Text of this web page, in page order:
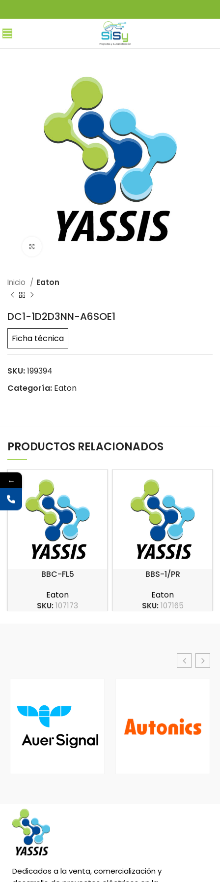
Inicio Eaton
DC1-1D2D3NN-A6SOE1
Ficha técnica
SKU:199394
Categoría: Eaton
PRODUCTOS RELACIONADOS
BBC-FL5
Eaton
SKU:107173
BBS-1/PR
Eaton
SKU:107165
Dedicados a la venta, comercialización y
←